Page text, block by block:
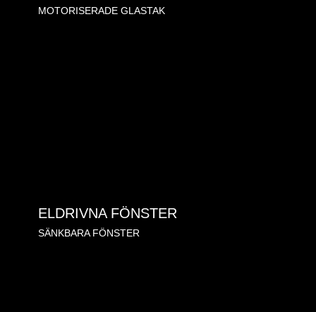
MOTORISERADE GLASTAK
ELDRIVNA FÖNSTER
SÄNKBARA FÖNSTER